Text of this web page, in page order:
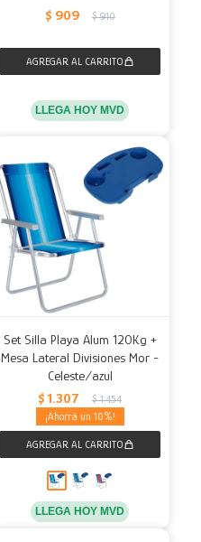
$ 909 $ 910
LLEGA HOY MVD
Set Silla Playa Alum 120Kg +
Mesa Lateral Divisiones Mor -
Celeste/azul
$ 1.307 $ 1.454
10
LLEGA HOY MVD